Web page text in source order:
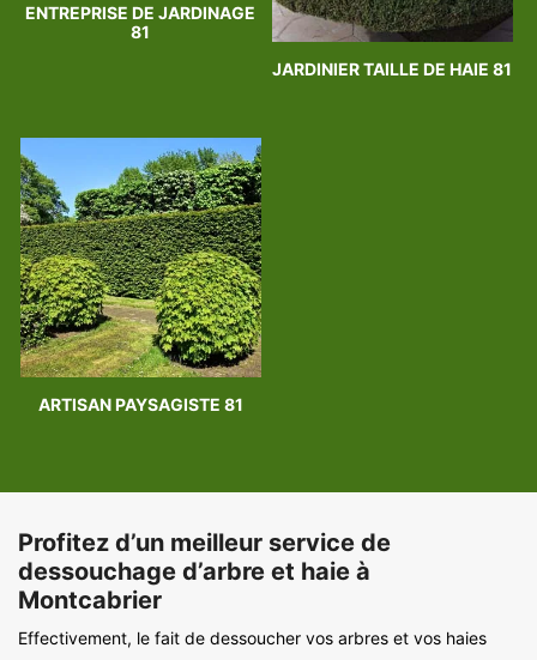
ENTREPRISE DE JARDINAGE
81
JARDINIER TAILLE DE HAIE 81
ARTISAN PAYSAGISTE 81
Profitez d’un meilleur service de
dessouchage d’arbre et haie à
Montcabrier
Effectivement, le fait de dessoucher vos arbres et vos haies